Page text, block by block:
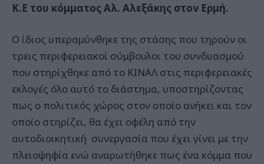
Κ.Ε του κόμματος Αλ. Αλεξάκης στον Ερμή.
Ο ίδιος υπεραμύνθηκε της στάσης που τηρούν οι
τρεις περιφερειακοί σύμβουλοι του συνδυασμού
που στηρίχθηκε από το ΚΙΝΑΛ στις περιφερειακές
εκλογές όλο αυτό το διάστημα, υποστηρίζοντας
πως ο πολιτικός χώρος στον οποίο ανήκει και τον
οποίο στηρίζει, θα έχει οφέλη από την
αυτοδιοικητική συνεργασία που έχει γίνει με την
πλειοψηφία ενώ αναρωτήθηκε πως ένα κόμμα που